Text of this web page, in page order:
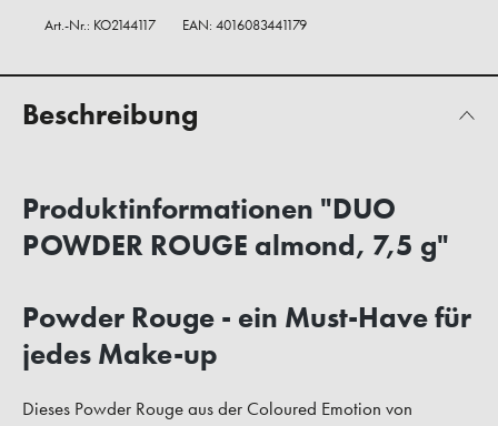
Art.-Nr.: KO2144117 EAN: 4016083441179
Beschreibung
Produktinformationen "DUO
POWDER ROUGE almond, 7,5 g"
Powder Rouge - ein Must-Have für
jedes Make-up
Dieses Powder Rouge aus der Coloured Emotion von